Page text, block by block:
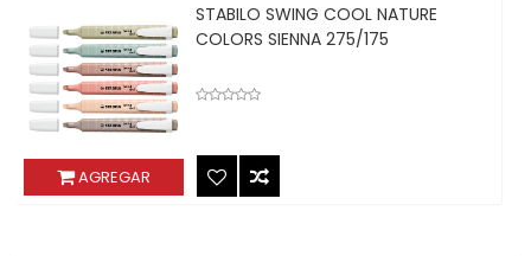
AGREGAR
STABILO SWING COOL NATURE
COLORS SIENNA 275/175